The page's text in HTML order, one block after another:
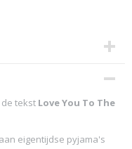
de tekst Love You To The
eigentijdse pyjama's